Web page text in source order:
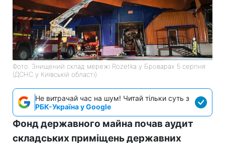
Фото: Знищений склад мережі Rozetka у Броварах 5 серпня
(ДСНС у Київській області)
Не витрачай час на шум! Читай тільки суть з
РБК-Україна у Google
Фонд державного майна почав аудит
складських приміщень державних